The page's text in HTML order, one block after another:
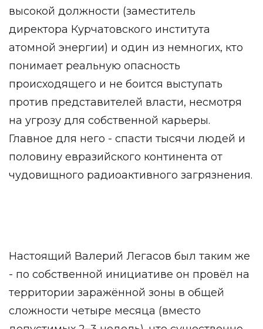
высокой должности (заместитель
директора Курчатовского института
атомной энергии) и один из немногих, кто
понимает реальную опасность
происходящего и не боится выступать
против представителей власти, несмотря
на угрозу для собственной карьеры.
Главное для него - спасти тысячи людей и
половину евразийского континента от
чудовищного радиоактивного загрязнения.
Настоящий Валерий Легасов был таким же
- по собственной инициативе он провёл на
территории заражённой зоны в общей
сложности четыре месяца (вместо